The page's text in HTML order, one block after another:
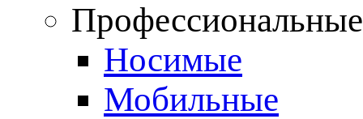
Носимые
Мобильные